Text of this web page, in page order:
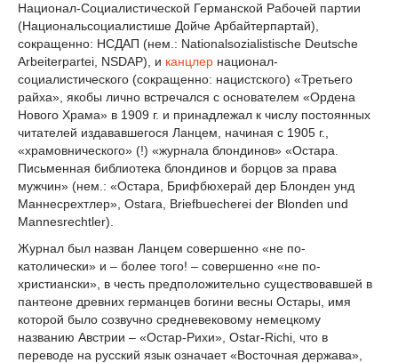
Национал-Социалистической Германской Рабочей партии
(Национальсоциалистише Дойче Арбайтерпартай),
сокращенно: НСДАП (нем.: Nationalsozialistische Deutsche
Arbeiterpartei, NSDAP), и канцлер национал-
социалистического (сокращенно: нацистского) «Третьего
райха», якобы лично встречался с основателем «Ордена
Нового Храма» в 1909 г. и принадлежал к числу постоянных
читателей издававшегося Ланцем, начиная с 1905 г.,
«храмовнического» (!) «журнала блондинов» «Остара.
Письменная библиотека блондинов и борцов за права
мужчин» (нем.: «Остара, Брифбюхерай дер Блонден унд
Маннесрехтлер», Ostara, Briefbuecherei der Blonden und
Mannesrechtler).
Журнал был назван Ланцем совершенно «не по-
католически» и – более того! – совершенно «не по-
христиански», в честь предположительно существовавшей в
пантеоне древних германцев богини весны Остары, имя
которой было созвучно средневековому немецкому
названию Австрии – «Остар-Рихи», Ostar-Richi, что в
переводе на русский язык означает «Восточная держава»,